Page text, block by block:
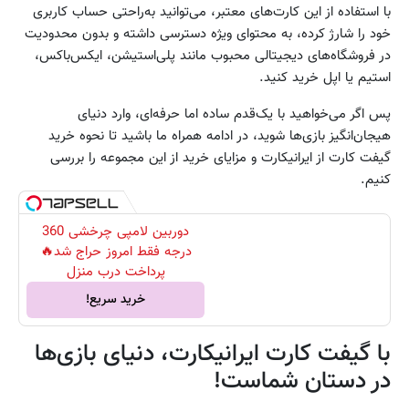
با استفاده از این کارت‌های معتبر، می‌توانید به‌راحتی حساب کاربری
خود را شارژ کرده، به محتوای ویژه دسترسی داشته و بدون محدودیت
در فروشگاه‌های دیجیتالی محبوب مانند پلی‌استیشن، ایکس‌باکس،
استیم یا اپل خرید کنید.
پس اگر می‌خواهید با یک‌قدم ساده اما حرفه‌ای، وارد دنیای
هیجان‌انگیز بازی‌ها شوید، در ادامه همراه ما باشید تا نحوه خرید
گیفت کارت از ایرانیکارت و مزایای خرید از این مجموعه را بررسی
کنیم.
دوربین لامپی چرخشی 360
درجه فقط امروز حراج شد🔥
پرداخت درب منزل
خرید سریع!
با گیفت کارت ایرانیکارت، دنیای بازی‌ها
در دستان شماست!